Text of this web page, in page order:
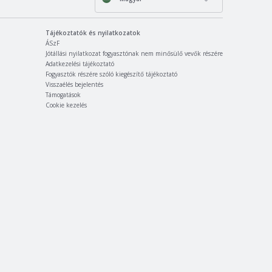
Tájékoztatók és nyilatkozatok
ÁSzF
Jótállási nyilatkozat fogyasztónak nem minősülő vevők részére
Adatkezelési tájékoztató
Fogyasztók részére szóló kiegészítő tájékoztató
Visszaélés bejelentés
Támogatások
Cookie kezelés